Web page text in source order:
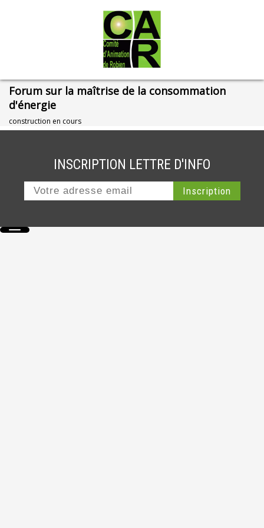
Forum sur la maîtrise de la consommation
d'énergie
construction en cours
INSCRIPTION LETTRE D'INFO